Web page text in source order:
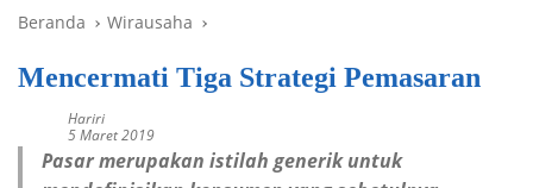
Beranda Wirausaha
Mencermati Tiga Strategi Pemasaran
Hariri
5 Maret 2019
Pasar merupakan istilah generik untuk